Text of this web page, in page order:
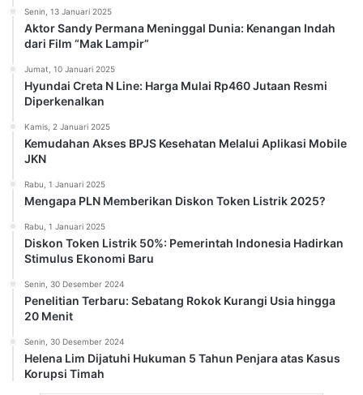
Senin, 13 Januari 2025
Aktor Sandy Permana Meninggal Dunia: Kenangan Indah
dari Film “Mak Lampir”
Jumat, 10 Januari 2025
Hyundai Creta N Line: Harga Mulai Rp460 Jutaan Resmi
Diperkenalkan
Kamis, 2 Januari 2025
Kemudahan Akses BPJS Kesehatan Melalui Aplikasi Mobile
JKN
Rabu, 1 Januari 2025
Mengapa PLN Memberikan Diskon Token Listrik 2025?
Rabu, 1 Januari 2025
Diskon Token Listrik 50%: Pemerintah Indonesia Hadirkan
Stimulus Ekonomi Baru
Senin, 30 Desember 2024
Penelitian Terbaru: Sebatang Rokok Kurangi Usia hingga
20 Menit
Senin, 30 Desember 2024
Helena Lim Dijatuhi Hukuman 5 Tahun Penjara atas Kasus
Korupsi Timah